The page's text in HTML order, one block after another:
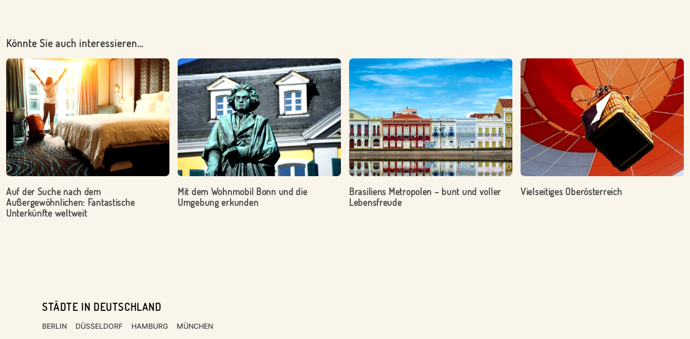
Könnte Sie auch interessieren...
Auf der Suche nach dem
Außergewöhnlichen: Fantastische
Unterkünfte weltweit
Mit dem Wohnmobil Bonn und die
Umgebung erkunden
Brasiliens Metropolen – bunt und voller
Lebensfreude
Vielseitiges Oberösterreich
STÄDTE IN DEUTSCHLAND
BERLIN DÜSSELDORF HAMBURG MÜNCHEN